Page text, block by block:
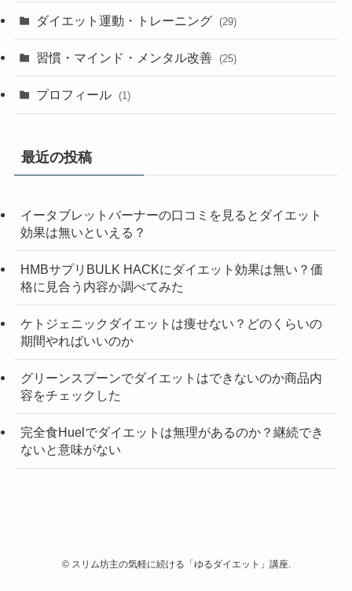
ダイエット運動・トレーニング (29)
習慣・マインド・メンタル改善 (25)
プロフィール (1)
最近の投稿
イータブレットバーナーの口コミを見るとダイエット
効果は無いといえる？
HMBサプリBULK HACKにダイエット効果は無い？価
格に見合う内容か調べてみた
ケトジェニックダイエットは痩せない？どのくらいの
期間やればいいのか
グリーンスプーンでダイエットはできないのか商品内
容をチェックした
完全食Huelでダイエットは無理があるのか？継続でき
ないと意味がない
©スリム坊主の気軽に続ける「ゆるダイエット」講座.